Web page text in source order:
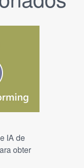
IA de
obter